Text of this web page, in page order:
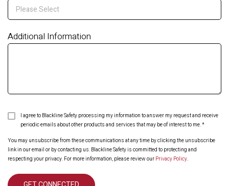
Additional Information
I agree to Blackline Safety processing my information to answer my request and receive
periodic emails about other products and services that may be of interest to me.*
You may unsubscribe from these communications at any time by clicking the unsubscribe
link in our email or by contacting us. Blackline Safety is committed to protecting and
respecting your privacy. For more information, please review our Privacy Policy.